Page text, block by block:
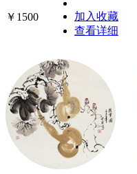
￥1500
加入收藏
查看详细